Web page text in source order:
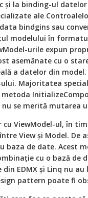
și la binding-ul
ale
bindgins sau
modelului în formatul
urile expun
asemănate cu o
a datelor din
Majoritatea
se merită mutarea
cu ViewModel-ul, în
View și Model. De
baza de date. Acest
cu o bază de
EDMX și Linq nu
pattern poate fi